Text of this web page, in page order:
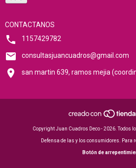
CONTACTANOS
1157429782
consultasjuancuadros@gmail.com
san martin 639, ramos mejia
Copyright Juan Cuadros Deco - 2026. Todos
Defensa de las y los consumidores. Para
Botón de